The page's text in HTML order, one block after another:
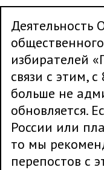
Деятельность
избирателей
связи с этим,
больше не
обновляется.
России или
то мы
перепостов с